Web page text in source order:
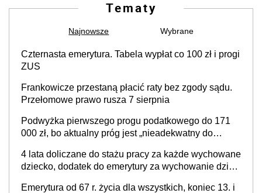
Tematy
Najnowsze Wybrane
Czternasta emerytura. Tabela wypłat co 100 zł i progi
ZUS
Frankowicze przestaną płacić raty bez zgody sądu.
Przełomowe prawo rusza 7 sierpnia
Podwyżka pierwszego progu podatkowego do 171
000 zł, bo aktualny próg jest „nieadekwatny do
4 lata doliczane do stażu pracy za każde wychowane
dziecko, dodatek do emerytury za wychowanie dzieci
stanowisko sejmowej komisji
Emerytura od 67 r. życia dla wszystkich, koniec 13. i